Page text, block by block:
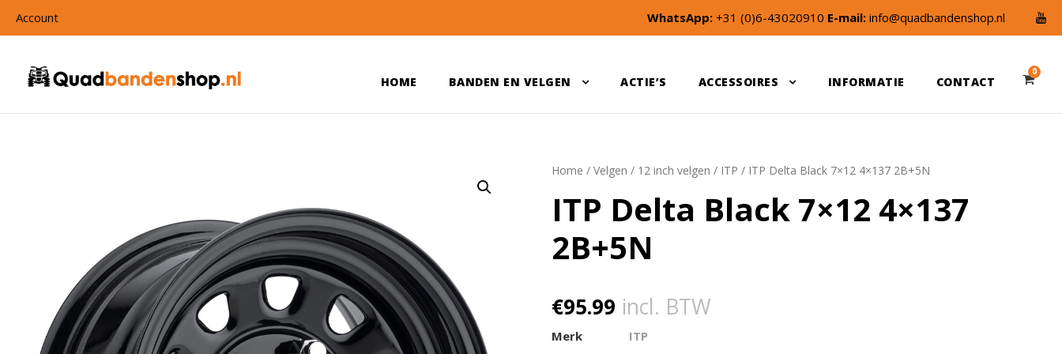
Account WhatsApp: +31 (0)6-43020910 E-mail: info@quadbandenshop.nl
HOME BANDEN EN VELGEN ACTIE’S ACCESSOIRES INFORMATIE CONTACT
0
Home /Velgen / 12 inch velgen / ITP / ITP Delta Black 7×12 4×137 2B+5N
ITP Delta Black 7×12 4×137
2B+5N
€95.99 incl. BTW
Merk
ITP